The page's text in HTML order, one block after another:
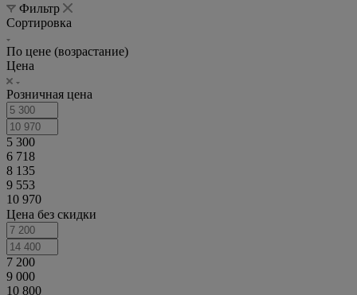
Фильтр
Сортировка
По цене (возрастание)
Цена
Розничная цена
5 300
6 718
8 135
9 553
10 970
Цена без скидки
7 200
9 000
10 800